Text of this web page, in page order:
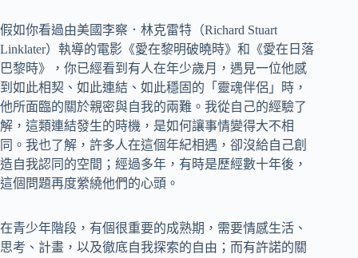
假如你看過由美國李察．林克雷特（Richard Stuart
Linklater）執導的電影《愛在黎明破曉時》和《愛在日落
巴黎時》，你已經看到有人在年少歲月，遇見一位他感
到如此相契、如此連結、如此穩固的「靈魂伴侶」時，
他所面臨的關於親密與自我的兩難。我從自己的經驗了
解，這類連結發生的時機，是如何讓事情變得大不相
同。我也了解，許多人在這個年紀相遇，卻沒給自己創
造自我認同的空間；經過多年，有時是歷經數十年後，
這個問題再度縈繞他們的心頭。
在青少年階段，有個很重要的成熟期，需要情感生活、
思考、計畫，以及徹底自我探索的自由；而有許諾的關